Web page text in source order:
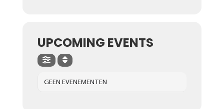
UPCOMING EVENTS
GEEN EVENEMENTEN